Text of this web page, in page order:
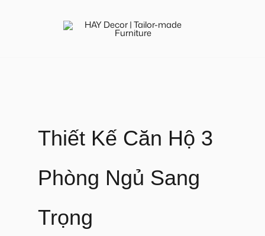
Thiết Kế Căn Hộ 3
Phòng Ngủ Sang
Trọng